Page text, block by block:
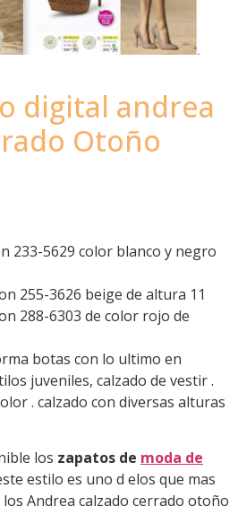
digital andrea
Otoño
233-5629 color blanco y negro
255-3626 beige de altura 11
288-6303 de color rojo de
botas con lo ultimo en
juveniles, calzado de vestir .
. calzado con diversas alturas
los zapatos de moda de
estilo es uno d elos que mas
Andrea calzado cerrado otoño